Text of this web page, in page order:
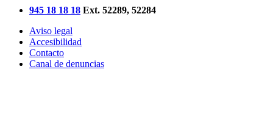
945 18 18 18 Ext. 52289, 52284
Aviso legal
Accesibilidad
Contacto
Canal de denuncias